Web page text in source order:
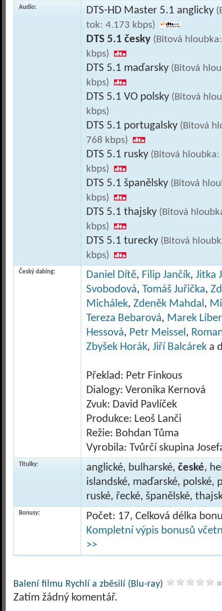
Audio: DTS-HD Master 5.1 anglicky
tok: 4.173 kbps)
DTS 5.1 česky (Bitová
kbps)
DTS 5.1 maďarsky (Bitová
kbps)
DTS 5.1 VO polsky (Bitová
kbps)
DTS 5.1 portugalsky (Bitová
768 kbps)
DTS 5.1 rusky (Bitová
kbps)
DTS 5.1 španělsky (Bitová
kbps)
DTS 5.1 thajsky (Bitová
kbps)
DTS 5.1 turecky (Bitová
kbps)
Český dabing: Daniel Dítě, Filip Jančík, Jitka
Svobodová, Tomáš Juřička,
Michálek, Zdeněk Mahdal,
Tereza Bebarová, Marek
Hessová, Petr Meissel,
Zbyšek Horák, Jiří Balcárek a
Překlad: Petr Finkous
Dialogy: Veronika Kernová
Zvuk: David Pavlíček
Produkce: Leoš Lanči
Režie: Bohdan Tůma
Vyrobila: Tvůrčí skupina
Titulky: anglické, bulharské, české,
islandské, maďarské, polské,
ruské, řecké, španělské,
Bonusy:
Počet: 17, Celková délka
Kompletní výpis bonusů
>>
Balení filmu Rychlí a zběsilí (Blu-ray)
Zatím žádný komentář.